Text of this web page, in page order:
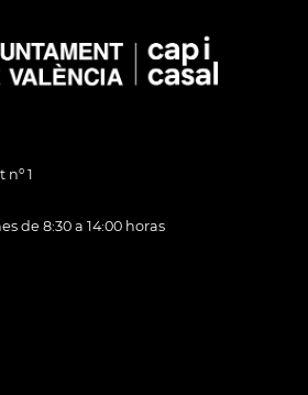
1
de 8:30 a 14:00 horas